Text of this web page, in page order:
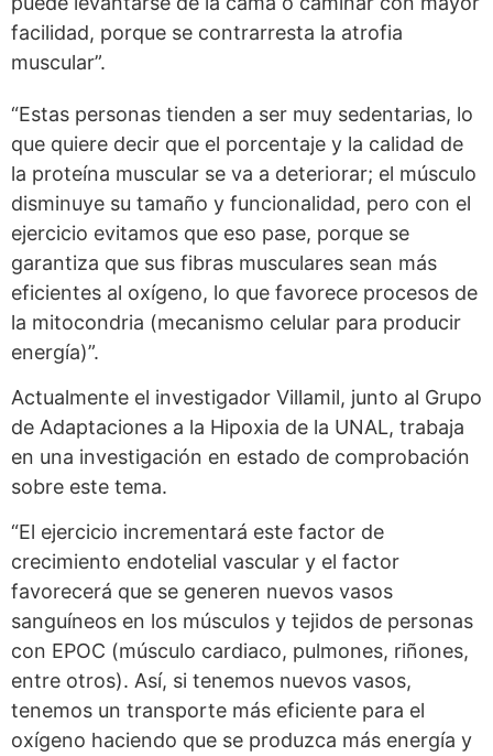
facilidad, porque se contrarresta la atrofia
muscular”.
“Estas personas tienden a ser muy sedentarias, lo
que quiere decir que el porcentaje y la calidad de
la proteína muscular se va a deteriorar; el músculo
disminuye su tamaño y funcionalidad, pero con el
ejercicio evitamos que eso pase, porque se
garantiza que sus fibras musculares sean más
eficientes al oxígeno, lo que favorece procesos de
la mitocondria (mecanismo celular para producir
energía)”.
Actualmente el investigador Villamil, junto al Grupo
de Adaptaciones a la Hipoxia de la UNAL, trabaja
en una investigación en estado de comprobación
sobre este tema.
“El ejercicio incrementará este factor de
crecimiento endotelial vascular y el factor
favorecerá que se generen nuevos vasos
sanguíneos en los músculos y tejidos de personas
con EPOC (músculo cardiaco, pulmones, riñones,
entre otros). Así, si tenemos nuevos vasos,
tenemos un transporte más eficiente para el
oxígeno haciendo que se produzca más energía y